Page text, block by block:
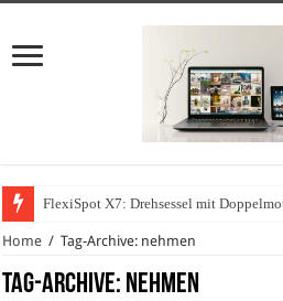
FlexiSpot X7: Drehsessel mit
Home / Tag-Archive: nehmen
Tag-Archive: nehmen